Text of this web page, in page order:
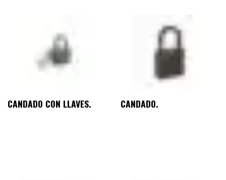
CANDADO CON LLAVES. CANDADO.